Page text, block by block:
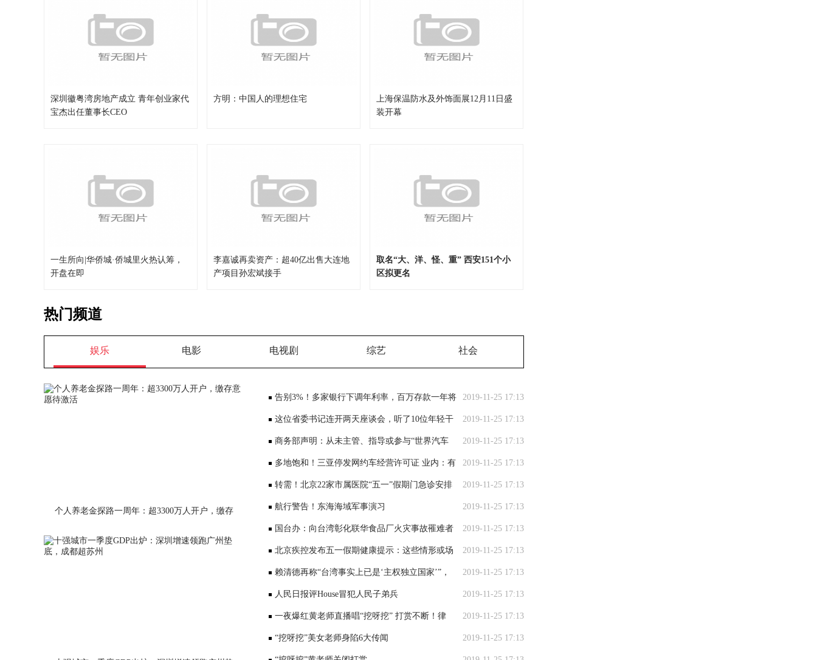
深圳徽粤湾房地产成立 青年创业家代
宝杰出任董事长CEO
方明：中国人的理想住宅
上海保温防水及外饰面展12月11日盛
装开幕
一生所向|华侨城·侨城里火热认筹，
开盘在即
李嘉诚再卖资产：超40亿出售大连地
产项目孙宏斌接手
取名“大、洋、怪、重” 西安151个小
区拟更名
热门频道
娱乐 电影 电视剧 综艺 社会
个人养老金探路一周年：超3300万人开户，缴存
2019-11-25 17:13
告别3%！多家银行下调年利率，百万存款一年将
少3000元利息 2019-11-25 17:13
这位省委书记连开两天座谈会，听了10位年轻干
部、10位女干部代表的意见 2019-11-25 17:13
商务部声明：从未主管、指导或参与“世界汽车
大会” 2019-11-25 17:13
多地饱和！三亚停发网约车经营许可证 业内：有
序竞争仍是市场主体 2019-11-25 17:13
转需！北京22家市属医院“五一”假期门急诊安排
公布 2019-11-25 17:13
航行警告！东海海域军事演习
2019-11-25 17:13
国台办：向台湾彰化联华食品厂火灾事故罹难者
表达深切哀悼 2019-11-25 17:13
北京疾控发布五一假期健康提示：这些情形或场
景要戴口罩 2019-11-25 17:13
赖清德再称“台湾事实上已是‘主权独立国家’”，
国台办回应 2019-11-25 17:13
人民日报评House冒犯人民子弟兵
2019-11-25 17:13
一夜爆红黄老师直播唱“挖呀挖” 打赏不断！律
师：或涉嫌侵权 2019-11-25 17:13
“挖呀挖”美女老师身陷6大传闻